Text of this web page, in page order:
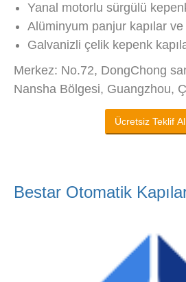
Yanal motorlu sürgülü
Alüminyum panjur kapılar
Galvanizli çelik kepenk
Merkez: No.72, DongChong
Nansha Bölgesi, Guangzhou,
Ücretsiz Teklif
Bestar Otomatik